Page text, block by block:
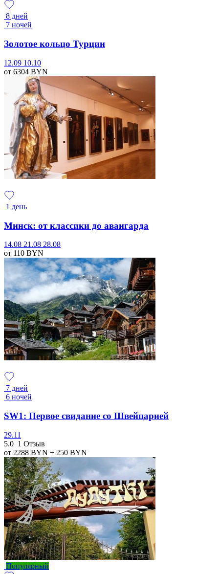
8 дней
7 ночей
Золотое кольцо Турции
12.09 10.10
от 6304 BYN
1 день
Минск: от классики до авангарда
14.08 21.08 28.08
от 110 BYN
7 дней
6 ночей
SW1: Первое свидание со Швейцарией
29.11
5.0 1 Отзыв
от 2288 BYN + 250 BYN
Популярный